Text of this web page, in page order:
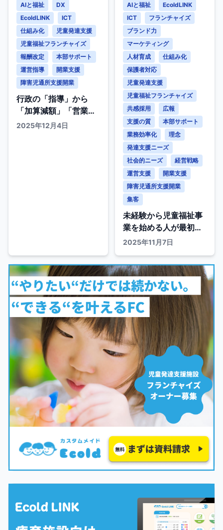
AIと福祉
DX
EcoldLINK
ICT
仕組み化
児童発達支援
児童福祉フランチャイズ
報酬改定
本部サポート
運営指導
開業支援
障害児通所支援開業
行政の「指導」から
「加算減額」「営業停
止」へ～「事前対策」
2025年12月4日
AIと福祉
EcoldLINK
ICT
フランチャイズ
ブランド力
マーケティング
人材育成
仕組み化
保護者対応
児童発達支援
児童福祉フランチャイズ
共感採用
広報
支援の質
本部サポート
業務効率化
理念
発達支援ニーズ
社会的ニーズ
経営戦略
運営支援
開業支援
障害児通所支援開業
集客
未経験から児童福祉事
業を始める人が最初の1
年で失敗しない秘訣
2025年11月7日